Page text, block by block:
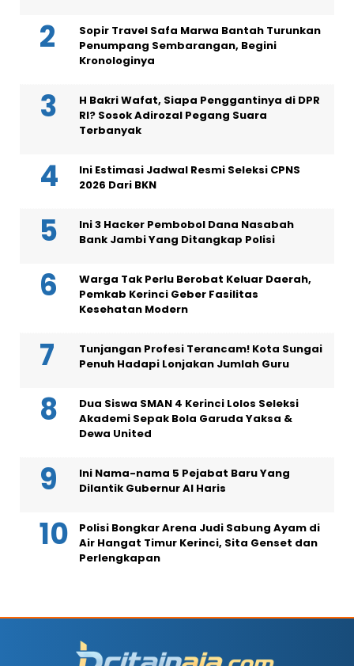
Sopir Travel Safa Marwa Bantah Turunkan
Penumpang Sembarangan, Begini
Kronologinya
H Bakri Wafat, Siapa Penggantinya di DPR
RI? Sosok Adirozal Pegang Suara
Terbanyak
Ini Estimasi Jadwal Resmi Seleksi CPNS
2026 Dari BKN
Ini 3 Hacker Pembobol Dana Nasabah
Bank Jambi Yang Ditangkap Polisi
Warga Tak Perlu Berobat Keluar Daerah,
Pemkab Kerinci Geber Fasilitas
Kesehatan Modern
Tunjangan Profesi Terancam! Kota Sungai
Penuh Hadapi Lonjakan Jumlah Guru
Dua Siswa SMAN 4 Kerinci Lolos Seleksi
Akademi Sepak Bola Garuda Yaksa &
Dewa United
Ini Nama-nama 5 Pejabat Baru Yang
Dilantik Gubernur Al Haris
Polisi Bongkar Arena Judi Sabung Ayam di
Air Hangat Timur Kerinci, Sita Genset dan
Perlengkapan